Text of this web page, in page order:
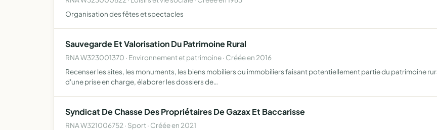
Organisation des fêtes et spectacles
Sauvegarde Et Valorisation Du Patrimoine Rural
RNA W323001370 · Environnement et patrimoine · Créée en 2016
Recenser les sites, les monuments, les biens mobiliers ou immobiliers faisant potentiellement partie du patrimoine
d'une prise en charge, élaborer les dossiers de…
Syndicat De Chasse Des Propriétaires De Gazax Et Baccarisse
RNA W321006752 · Sport · Créée en 2021